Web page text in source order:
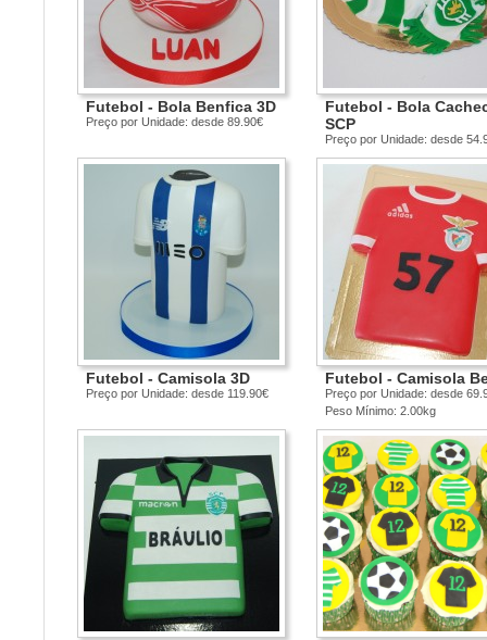
Futebol - Bola Benfica 3D
Preço por Unidade: desde 89.90€
Futebol - Bola
SCP
Preço por Unidade: desde
Futebol - Camisola 3D
Preço por Unidade: desde 119.90€
Futebol - Camisola
Preço por Unidade: desde
Peso Mínimo: 2.00kg